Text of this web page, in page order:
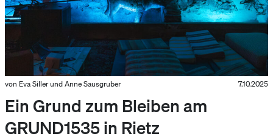
von Eva Siller und Anne Sausgruber 7.10.2025
Ein Grund zum Bleiben am
GRUND1535 in Rietz